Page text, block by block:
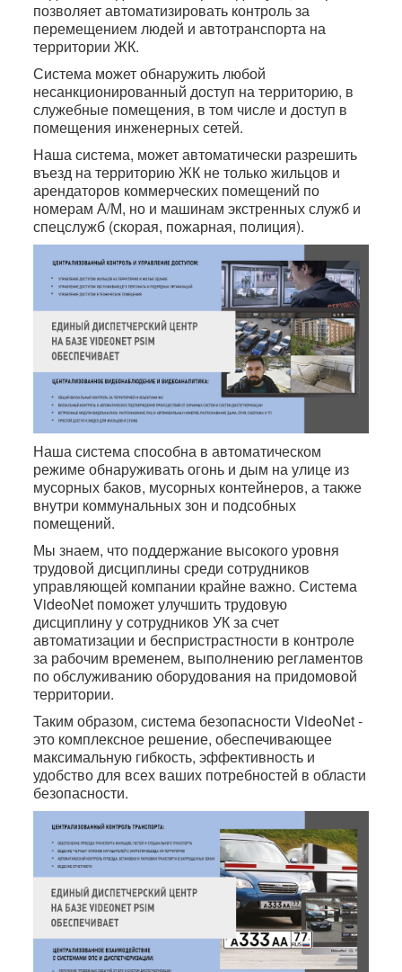
позволяет автоматизировать контроль за
перемещением людей и автотранспорта на
территории ЖК.
Система может обнаружить любой
несанкционированный доступ на территорию, в
служебные помещения, в том числе и доступ в
помещения инженерных сетей.
Наша система, может автоматически разрешить
въезд на территорию ЖК не только жильцов и
арендаторов коммерческих помещений по
номерам А/М, но и машинам экстренных служб и
спецслужб (скорая, пожарная, полиция).
Наша система способна в автоматическом
режиме обнаруживать огонь и дым на улице из
мусорных баков, мусорных контейнеров, а также
внутри коммунальных зон и подсобных
помещений.
Мы знаем, что поддержание высокого уровня
трудовой дисциплины среди сотрудников
управляющей компании крайне важно. Система
VideoNet поможет улучшить трудовую
дисциплину у сотрудников УК за счет
автоматизации и беспристрастности в контроле
за рабочим временем, выполнению регламентов
по обслуживанию оборудования на придомовой
территории.
Таким образом, система безопасности VideoNet -
это комплексное решение, обеспечивающее
максимальную гибкость, эффективность и
удобство для всех ваших потребностей в области
безопасности.